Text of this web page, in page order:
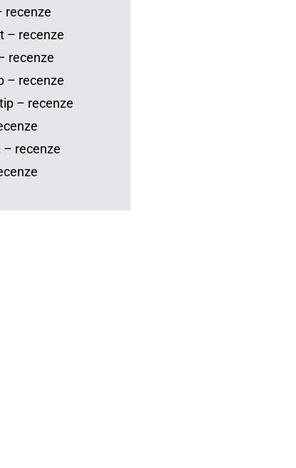
recenze
– recenze
recenze
– recenze
– recenze
– recenze